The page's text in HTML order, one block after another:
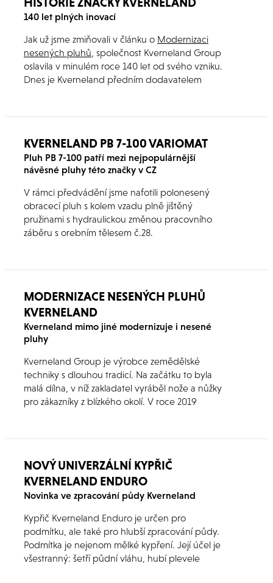
140 let plných inovací
Jak už jsme zmiňovali v článku o Modernizaci
nesených pluhů , společnost Kverneland Group
oslavila v minulém roce 140 let od svého vzniku.
Dnes je Kverneland předním dodavatelem
KVERNELAND PB 7-100 VARIOMAT
Pluh PB 7-100 patří mezi nejpopulárnější
návěsné pluhy této značky v CZ
V rámci předvádění jsme nafotili polonesený
obracecí pluh s kolem vzadu plně jištěný
pružinami s hydraulickou změnou pracovního
záběru s orebním tělesem č.28.
MODERNIZACE NESENÝCH PLUHŮ
KVERNELAND
Kverneland mimo jiné modernizuje i nesené
pluhy
Kverneland Group je výrobce zemědělské
techniky s dlouhou tradicí. Na začátku to byla
malá dílna, v níž zakladatel vyráběl nože a nůžky
pro zákazníky z blízkého okolí. V roce 2019
NOVÝ UNIVERZÁLNÍ KYPŘIČ
KVERNELAND ENDURO
Novinka ve zpracování půdy Kverneland
Kypřič Kverneland Enduro je určen pro
podmítku, ale také pro hlubší zpracování půdy.
Podmítka je nejenom mělké kypření. Její účel je
všestranný: šetří půdní vláhu, hubí plevele